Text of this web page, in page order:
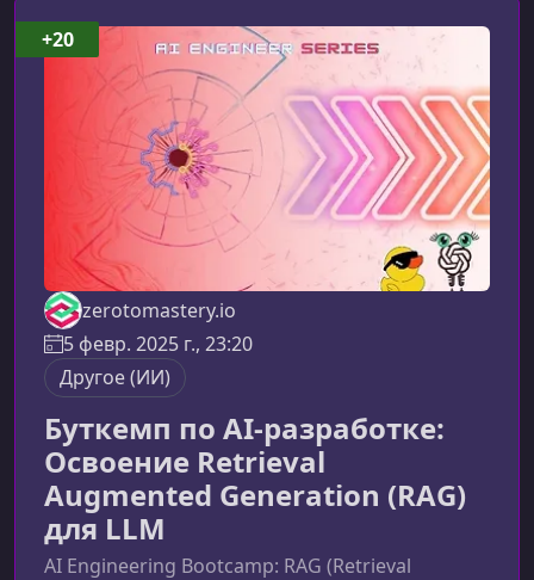
AI related
zerotomastery.io
5 февр. 2025 г., 23:20
Другое (ИИ)
Буткемп по AI-разработке:
Освоение Retrieval
Augmented Generation (RAG)
для LLM
AI Engineering Bootcamp: RAG (Retrieval
+20